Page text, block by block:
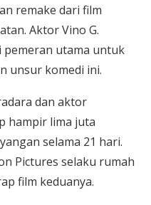
remake dari film
Aktor Vino G.
pemeran utama untuk
unsur komedi ini.
dan aktor
hampir lima juta
selama 21 hari.
Pictures selaku rumah
film keduanya.